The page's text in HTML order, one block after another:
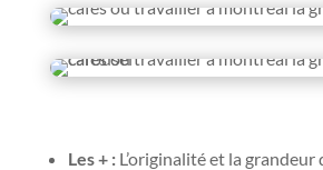
Les + : L’originalité et la grandeur